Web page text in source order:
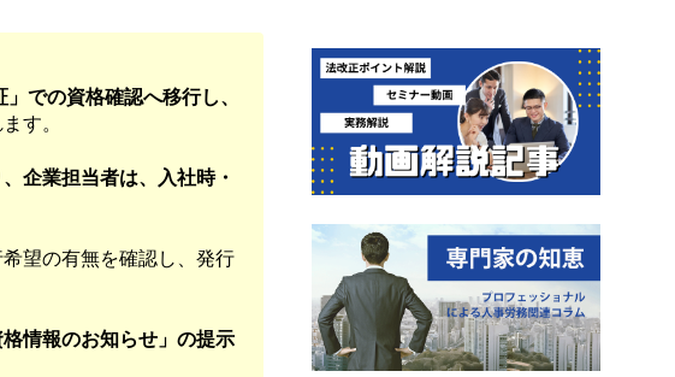
での資格確認へ移行し、
す。
企業担当者は、入社時・
希望の有無を確認し、発行
情報のお知らせ」の提示